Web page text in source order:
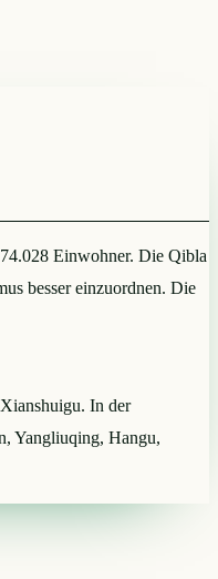
Einwohner. Die Qibla
besser einzuordnen. Die
In der
Yangliuqing, Hangu,